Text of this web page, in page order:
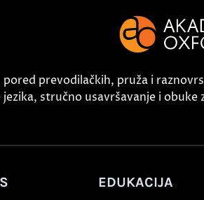
prevodilačkih, pruža i
stručno usavršavanje i obuke
EDUKACIJA